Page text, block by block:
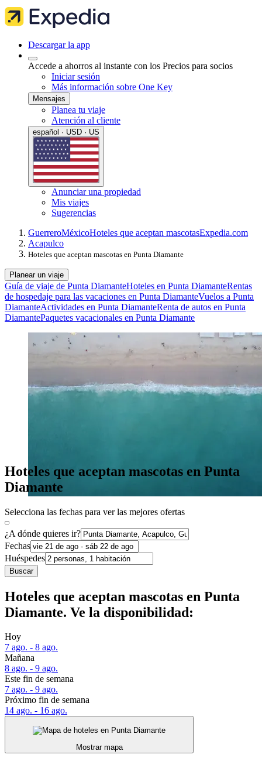
Descargar la app
Accede a ahorros al instante con los Precios para socios
Iniciar sesión
Más información sobre One Key
Mensajes
Planea tu viaje
Atención al cliente
español · USD · US
Anunciar una propiedad
Mis viajes
Sugerencias
GuerreroMéxicoHoteles que aceptan mascotasExpedia.com
Acapulco
Hoteles que aceptan mascotas en Punta Diamante
Planear un viaje
Guía de viaje de Punta DiamanteHoteles en Punta DiamanteRentas
de hospedaje para las vacaciones en Punta DiamanteVuelos a Punta
DiamanteActividades en Punta DiamanteRenta de autos en Punta
DiamantePaquetes vacacionales en Punta Diamante
Hoteles que aceptan mascotas en Punta
Diamante
Selecciona las fechas para ver las mejores ofertas
¿A dónde quieres ir?
Fechas
Huéspedes
Buscar
Hoteles que aceptan mascotas en Punta
Diamante. Ve la disponibilidad:
Hoy
7 ago. - 8 ago.
Mañana
8 ago. - 9 ago.
Este fin de semana
7 ago. - 9 ago.
Próximo fin de semana
14 ago. - 16 ago.
Mostrar mapa